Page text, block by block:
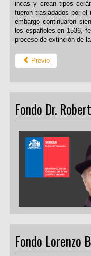
incas y crean tipos
fueron trasladados por
embargo continuaron
los españoles en 1536,
proceso de extinción de
Previo
Fondo Dr.
Fondo Lorenzo